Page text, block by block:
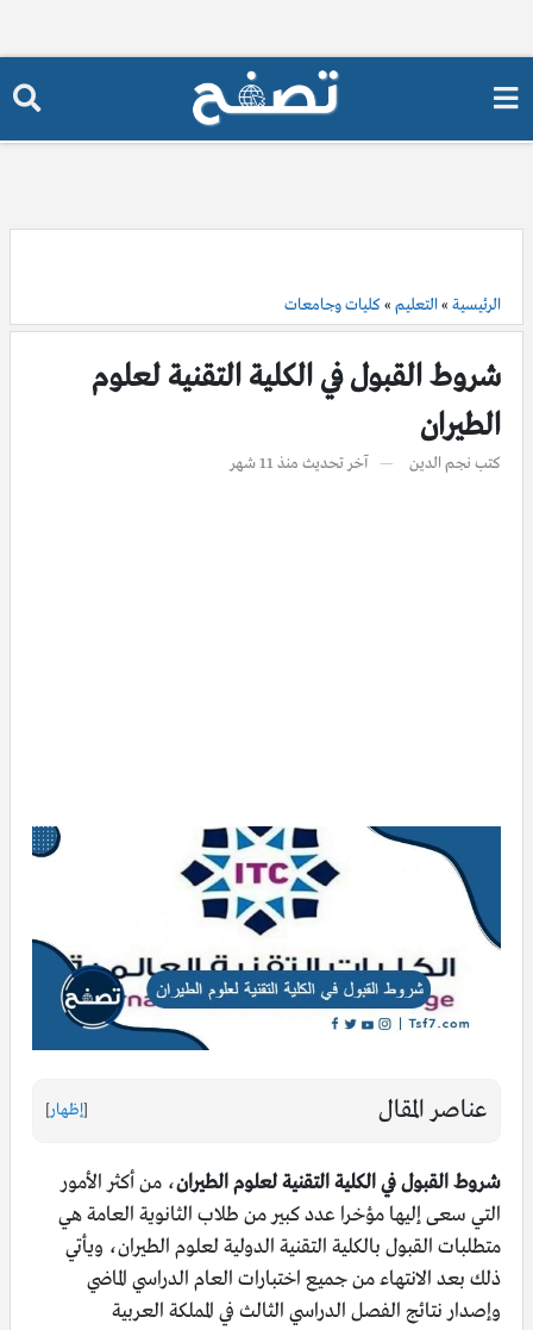
الرئيسية »التعليم »كليات وجامعات
شروط القبول في الكلية التقنية لعلوم
الطيران
كتب نجم الدين آخر تحديث منذ 11 شهر
عناصر المقال [إظهار]
شروط القبول في الكلية التقنية لعلوم الطيران، من أكثر الأمور
التي سعى إليها مؤخرا عدد كبير من طلاب الثانوية العامة هي
متطلبات القبول بالكلية التقنية الدولية لعلوم الطيران، ويأتي
ذلك بعد الانتهاء من جميع اختبارات العام الدراسي الماضي
وإصدار نتائج الفصل الدراسي الثالث في المملكة العربية